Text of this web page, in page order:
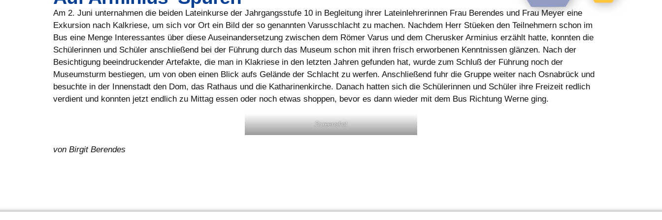
Am 2. Juni unternahmen die beiden Lateinkurse der Jahrgangsstufe 10 in Begleitung ihrer Lateinlehrerinnen Frau Berendes und Frau Meyer eine
Exkursion nach Kalkriese, um sich vor Ort ein Bild der so genannten Varusschlacht zu machen. Nachdem Herr Stüeken den Teilnehmern schon im
Bus eine Menge Interessantes über diese Auseinandersetzung zwischen dem Römer Varus und dem Cherusker Arminius erzählt hatte, konnten die
Schülerinnen und Schüler anschließend bei der Führung durch das Museum schon mit ihren frisch erworbenen Kenntnissen glänzen. Nach der
Besichtigung beeindruckender Artefakte, die man in Klakriese in den letzten Jahren gefunden hat, wurde zum Schluß der Führung noch der
Museumsturm bestiegen, um von oben einen Blick aufs Gelände der Schlacht zu werfen. Anschließend fuhr die Gruppe weiter nach Osnabrück und
besuchte in der Innenstadt den Dom, das Rathaus und die Katharinenkirche. Danach hatten sich die Schülerinnen und Schüler ihre Freizeit redlich
verdient und konnten jetzt endlich zu Mittag essen oder noch etwas shoppen, bevor es dann wieder mit dem Bus Richtung Werne ging.
Screenshot
von Birgit Berendes